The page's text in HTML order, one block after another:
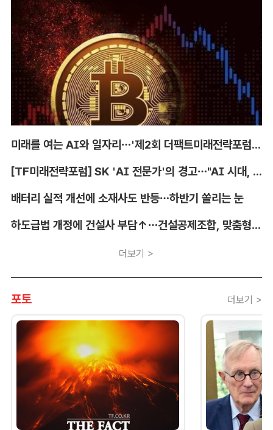
미래를 여는 AI와 일자리…'제2회 더팩트미래전략포럼' 참가 신청
[TF미래전략포럼] SK 'AI 전문가'의 경고…"AI 시대, 인재 격차 더 커진다"
배터리 실적 개선에 소재사도 반등…하반기 쏠리는 눈
하도급법 개정에 건설사 부담↑…건설공제조합, 맞춤형 지원 시행
더보기 >
포토 더보기 >